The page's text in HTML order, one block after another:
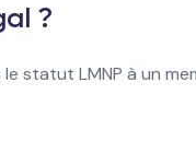
?
statut LMNP à un